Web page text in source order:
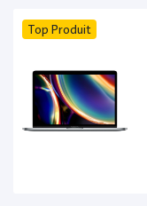
Top Produit